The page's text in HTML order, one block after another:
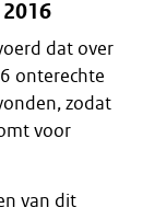
dat over
onterechte
zodat
voor
van dit